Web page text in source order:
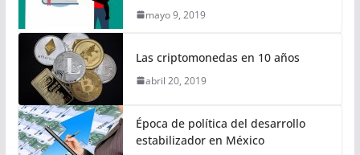
mayo 9, 2019
Las criptomonedas en 10 años
abril 20, 2019
Época de política del desarrollo
estabilizador en México